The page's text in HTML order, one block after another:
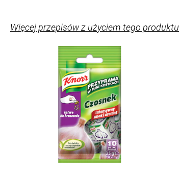
Więcej przepisów z użyciem tego produktu